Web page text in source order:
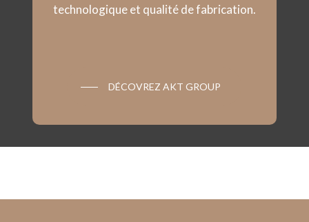
technologique et qualité de fabrication.
DÉCOVREZ AKT GROUP